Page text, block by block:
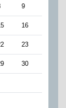
9
16
23
30